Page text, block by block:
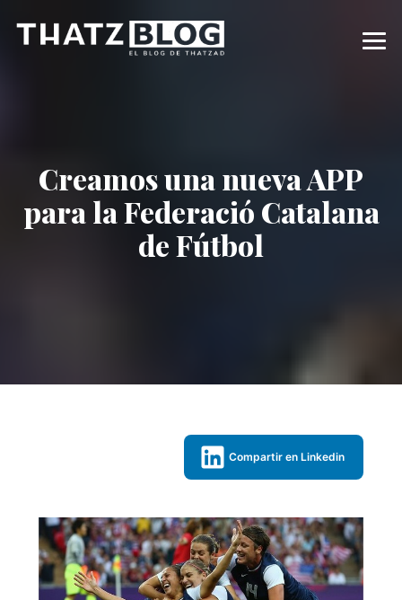
Creamos una nueva APP
para la Federació Catalana
de Fútbol
Compartir en Linkedin